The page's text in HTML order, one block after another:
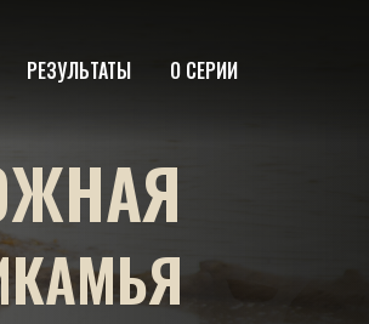
РЕЗУЛЬТАТЫ О СЕРИИ